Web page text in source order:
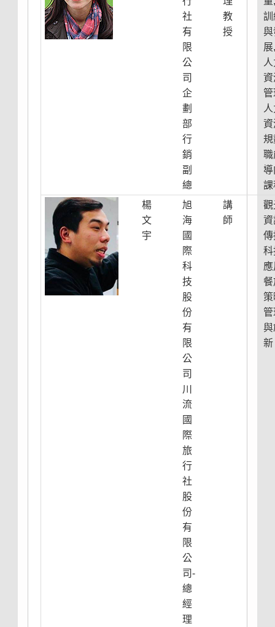
社
有
限
公
司
企
劃
部
行
銷
副
總
教
授
訓
與
展
資
資
規
職
課
楊
文
宇
旭
海
國
際
科
技
股
份
有
限
公
司
川
流
國
際
旅
行
社
股
份
有
限
公
司-
總
經
理
講
師
觀
資
傳
科
與
新